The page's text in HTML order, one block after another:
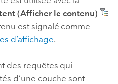
(Afficher le contenu)
est signalé comme
d’affichage.
des requêtes qui
d’une couche sont